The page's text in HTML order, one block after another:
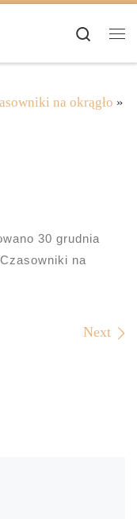
Search
na okrągło »
30 grudnia
Czasowniki na
Next